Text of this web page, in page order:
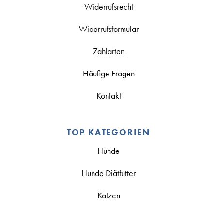
Widerrufsrecht
Widerrufsformular
Zahlarten
Häufige Fragen
Kontakt
TOP KATEGORIEN
Hunde
Hunde Diätfutter
Katzen